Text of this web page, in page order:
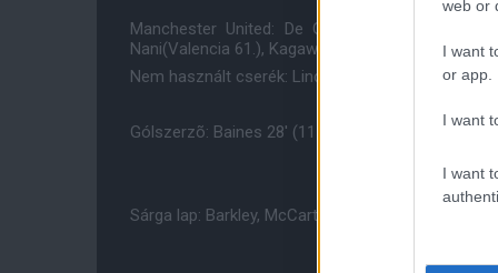
web or
I want
or app.
I want
I want
Manchester United: De Gea - Jones,
Nani(Valencia 61.), Kagawa(Welbeck 75.), Mata -
Nem használt cserék: Lindegaard, Giggs, Fellaini,
Gólszerzõ: Baines 28' (11-es), Mirallas 43'
Sárga lap: Barkley, McCarthy illetve Jones, Smalling